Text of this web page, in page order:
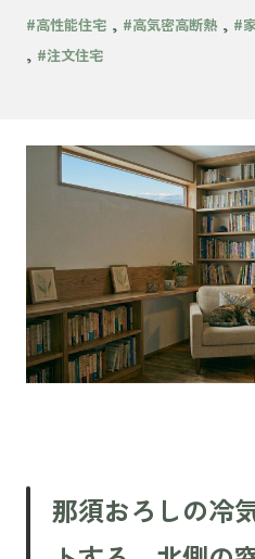
#高性能住宅, #高気密高断熱, #
, #注文住宅
那須おろしの冷